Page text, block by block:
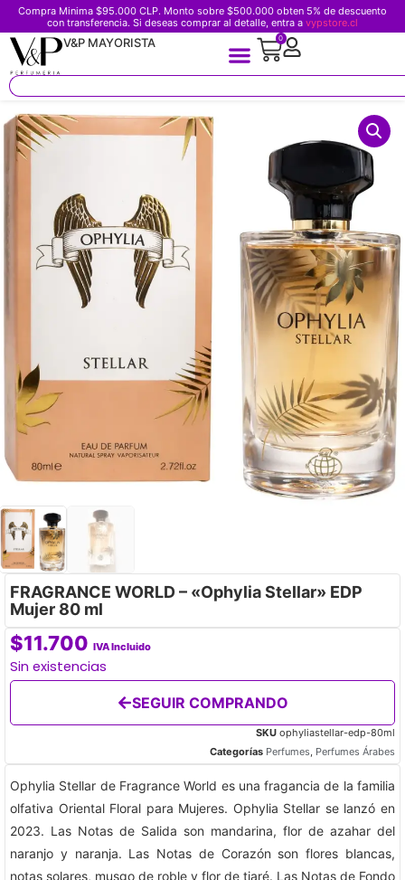
Compra Minima $95.000 CLP. Monto sobre $500.000 obten 5% de descuento
con transferencia. Si deseas comprar al detalle, entra a vypstore.cl
V&P MAYORISTA 0
FRAGRANCE WORLD – «Ophylia Stellar» EDP
Mujer 80 ml
$11.700 IVA Incluido
Sin existencias
SEGUIR COMPRANDO
SKU ophyliastellar-edp-80ml
Categorías Perfumes, Perfumes Árabes
Ophylia Stellar de Fragrance World es una fragancia de la familia
olfativa Oriental Floral para Mujeres. Ophylia Stellar se lanzó en
2023. Las Notas de Salida son mandarina, flor de azahar del
naranjo y naranja. Las Notas de Corazón son flores blancas,
notas solares, musgo de roble y flor de tiaré. Las Notas de Fondo